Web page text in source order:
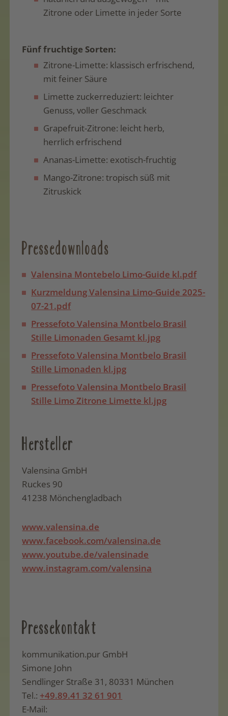
Zitrone oder Limette in jeder Sorte
Fünf fruchtige Sorten:
Zitrone-Limette: klassisch erfrischend,
mit feiner Säure
Limette zuckerreduziert: leichter
Genuss, voller Geschmack
Grapefruit-Zitrone: leicht herb,
herrlich erfrischend
Ananas-Limette: exotisch-fruchtig
Mango-Zitrone: tropisch süß mit
Zitruskick
Pressedownloads
Valensina Montebelo Limo-Guide kl.pdf
Kurzmeldung Valensina Limo-Guide 2025-
07-21.pdf
Pressefoto Valensina Montbelo Brasil
Stille Limonaden Gesamt kl.jpg
Pressefoto Valensina Montbelo Brasil
Stille Limonaden kl.jpg
Pressefoto Valensina Montbelo Brasil
Stille Limo Zitrone Limette kl.jpg
Hersteller
Valensina GmbH
Ruckes 90
41238 Mönchengladbach
www.valensina.de
www.facebook.com/valensina.de
www.youtube.de/valensinade
www.instagram.com/valensina
Pressekontakt
kommunikation.pur GmbH
Simone John
Sendlinger Straße 31, 80331 München
Tel.: +49.89.41 32 61 901
E-Mail: